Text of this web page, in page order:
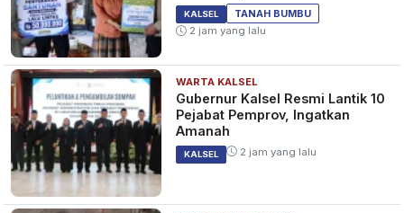
KALSEL
TANAH BUMBU
2 jam yang lalu
WARTA KALSEL
Gubernur Kalsel Resmi Lantik 10
Pejabat Pemprov, Ingatkan
Amanah
KALSEL 2 jam yang lalu